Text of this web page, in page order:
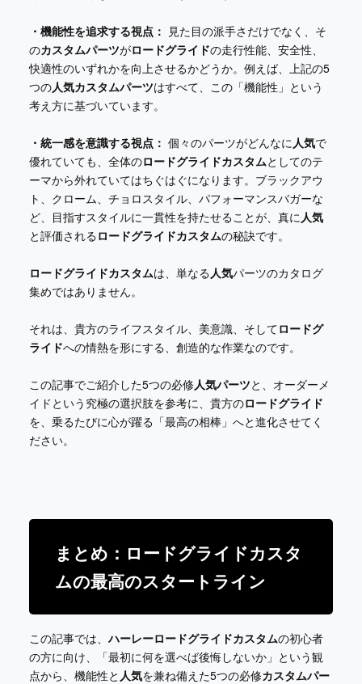
・機能性を追求する視点： 見た目の派手さだけでなく、そ
のカスタムパーツがロードグライドの走行性能、安全性、
快適性のいずれかを向上させるかどうか。例えば、上記の5
つの人気カスタムパーツはすべて、この「機能性」という
考え方に基づいています。
・統一感を意識する視点： 個々のパーツがどんなに 人気で
優れていても、全体のロードグライドカスタムとしてのテ
ーマから外れていてはちぐはぐになります。ブラックアウ
ト、クローム、チョロスタイル、パフォーマンスバガーな
ど、目指すスタイルに一貫性を持たせることが、真に 人気
と評価されるロードグライドカスタムの秘訣です。
ロードグライドカスタムは、単なる 人気パーツのカタログ
集めではありません。
それは、貴方のライフスタイル、美意識、そしてロードグ
ライドへの情熱を形にする、創造的な作業なのです。
この記事でご紹介した5つの必修人気パーツと、オーダーメ
イドという究極の選択肢を参考に、貴方のロードグライド
を、乗るたびに心が躍る「最高の相棒」へと進化させてく
ださい。
まとめ：ロードグライドカスタ
ムの最高のスタートライン
この記事では、ハーレーロードグライドカスタムの初心者
の方に向け、「最初に何を選べば後悔しないか」という観
点から、機能性と 人気を兼ね備えた5つの必修カスタムパー